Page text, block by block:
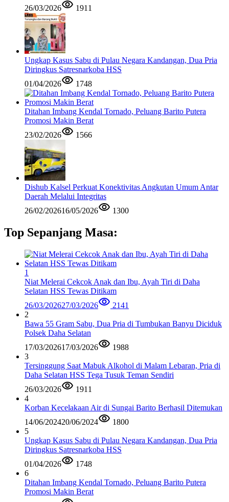
26/03/2026
1911
Ungkap Kasus Sabu di Pulau Negara Kandangan, Dua Pria
Diringkus Satresnarkoba HSS
01/04/2026
1748
Ditahan Imbang Kendal Tornado, Peluang Barito Putera
Promosi Makin Berat
23/02/2026
1566
Dishub Kalsel Perkuat Konektivitas Angkutan Umum Antar
Daerah Melalui Integritas
26/02/202616/05/2026 1300
Top Sepanjang Masa:
1
Niat Melerai Cekcok Anak dan Ibu, Ayah Tiri di Daha
Selatan HSS Tewas Ditikam
26/03/202627/03/2026
2141
2
Bawa 55 Gram Sabu, Dua Pria di Tumbukan Banyu Diciduk
Polsek Daha Selatan
17/03/202617/03/2026
1988
3
Tersinggung Saat Mabuk Alkohol di Malam Lebaran, Pria di
Daha Selatan HSS Tega Tusuk Teman Sendiri
26/03/2026
1911
4
Korban Kecelakaan Air di Sungai Barito Berhasil Ditemukan
14/06/202420/06/2024
1800
5
Ungkap Kasus Sabu di Pulau Negara Kandangan, Dua Pria
Diringkus Satresnarkoba HSS
01/04/2026
1748
6
Ditahan Imbang Kendal Tornado, Peluang Barito Putera
Promosi Makin Berat